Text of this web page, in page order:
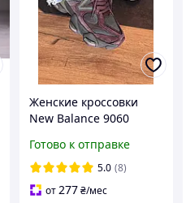
Женские кроссовки
New Balance 9060
Беланс 9060 трюфель
замша сетка унисекс
Готово к отправке
5.0 (8)
от277 ₴/мес